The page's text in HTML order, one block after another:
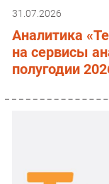
31.07.2026
Аналитика
на сервисы
полугодии